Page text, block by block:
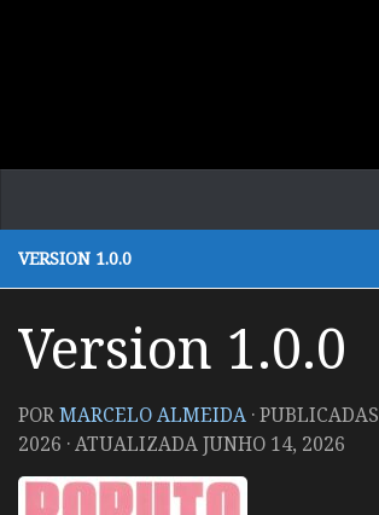
VERSION 1.0.0
Version 1.0.0
PORMARCELO ALMEIDA · PUBLICADAS
2026 · ATUALIZADAJUNHO 14, 2026